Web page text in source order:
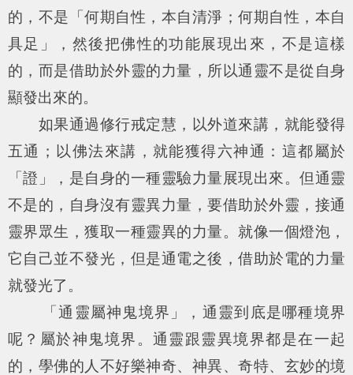
的，不是「何期自性，本自清淨；何期自性，本自
具足」，然後把佛性的功能展現出來，不是這樣
的，而是借助於外靈的力量，所以通靈不是從自身
顯發出來的。
如果通過修行戒定慧，以外道來講，就能發得
五通；以佛法來講，就能獲得六神通：這都屬於
「證」，是自身的一種靈驗力量展現出來。但通靈
不是的，自身沒有靈異力量，要借助於外靈，接通
靈界眾生，獲取一種靈異的力量。就像一個燈泡，
它自己並不發光，但是通電之後，借助於電的力量
就發光了。
「通靈屬神鬼境界」，通靈到底是哪種境界
呢？屬於神鬼境界。通靈跟靈異境界都是在一起
的，學佛的人不好樂神奇、神異、奇特、玄妙的境